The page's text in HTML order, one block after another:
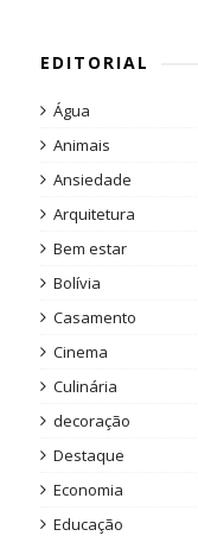
EDITORIAL
Água
Animais
Ansiedade
Arquitetura
Bem estar
Bolívia
Casamento
Cinema
Culinária
decoração
Destaque
Economia
Educação